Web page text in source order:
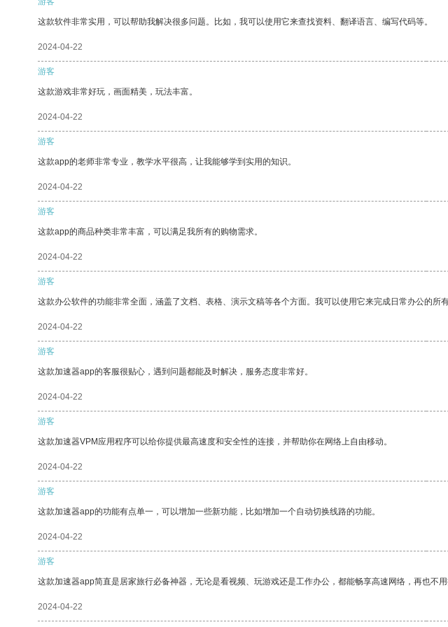
这款软件非常实用，可以帮助我解决很多问题。比如，我可以使用它来查找资料、翻译语言、编写代码等。
2024-04-22
游客
这款游戏非常好玩，画面精美，玩法丰富。
2024-04-22
游客
这款app的老师非常专业，教学水平很高，让我能够学到实用的知识。
2024-04-22
游客
这款app的商品种类非常丰富，可以满足我所有的购物需求。
2024-04-22
游客
这款办公软件的功能非常全面，涵盖了文档、表格、演示文稿等各个方面。我可以使用它来完成日常办公的所
2024-04-22
游客
这款加速器app的客服很贴心，遇到问题都能及时解决，服务态度非常好。
2024-04-22
游客
这款加速器VPM应用程序可以给你提供最高速度和安全性的连接，并帮助你在网络上自由移动。
2024-04-22
游客
这款加速器app的功能有点单一，可以增加一些新功能，比如增加一个自动切换线路的功能。
2024-04-22
游客
这款加速器app简直是居家旅行必备神器，无论是看视频、玩游戏还是工作办公，都能畅享高速网络，再也不
2024-04-22